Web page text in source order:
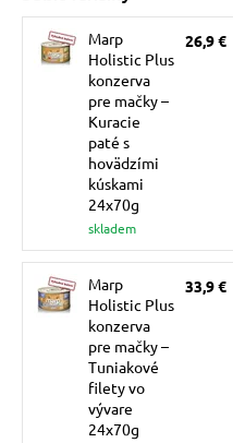
a ohlávky
so psom
Marp
Holistic Plus
konzerva
pre mačky –
Kuracie
paté s
hovädzími
kúskami
24x70g
skladem
26,9 €
Marp
Holistic Plus
konzerva
pre mačky –
Tuniakové
filety vo
vývare
24x70g
33,9 €